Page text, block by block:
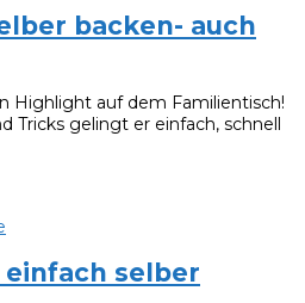
backen- auch
Highlight auf dem Familientisch!
Tricks gelingt er einfach, schnell
selber